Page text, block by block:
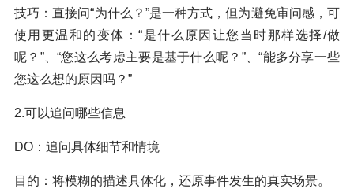
技巧：直接问“为什么？”是一种方式，但为避免审问感，可
使用更温和的变体：“是什么原因让您当时那样选择/做
呢？”、“您这么考虑主要是基于什么呢？”、“能多分享一些
您这么想的原因吗？”
2.可以追问哪些信息
DO：追问具体细节和情境
目的：将模糊的描述具体化，还原事件发生的真实场景。